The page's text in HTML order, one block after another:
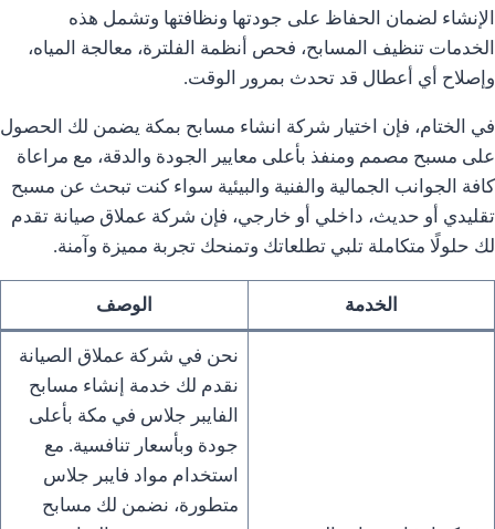
الإنشاء لضمان الحفاظ على جودتها ونظافتها وتشمل هذه
الخدمات تنظيف المسابح، فحص أنظمة الفلترة، معالجة المياه،
وإصلاح أي أعطال قد تحدث بمرور الوقت.
في الختام، فإن اختيار شركة انشاء مسابح بمكة يضمن لك الحصول
على مسبح مصمم ومنفذ بأعلى معايير الجودة والدقة، مع مراعاة
كافة الجوانب الجمالية والفنية والبيئية سواء كنت تبحث عن مسبح
تقليدي أو حديث، داخلي أو خارجي، فإن شركة عملاق صيانة تقدم
لك حلولًا متكاملة تلبي تطلعاتك وتمنحك تجربة مميزة وآمنة.
الخدمة الوصف
نحن في شركة عملاق الصيانة
نقدم لك خدمة إنشاء مسابح
الفايبر جلاس في مكة بأعلى
جودة وبأسعار تنافسية. مع
استخدام مواد فايبر جلاس
متطورة، نضمن لك مسابح